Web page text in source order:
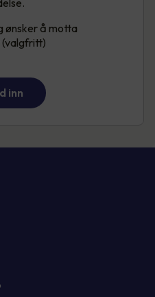
ønsker å motta
(valgfritt)
inn